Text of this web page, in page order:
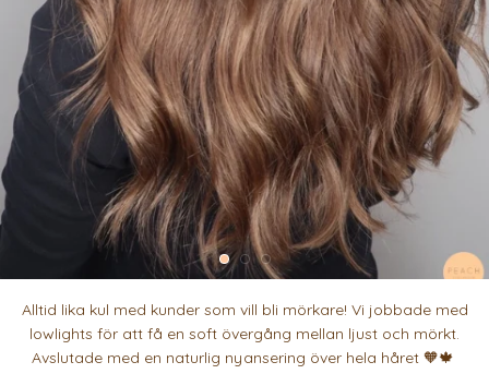
Alltid lika kul med kunder som vill bli mörkare! Vi jobbade med
lowlights för att få en soft övergång mellan ljust och mörkt.
Avslutade med en naturlig nyansering över hela håret 🧡🍁